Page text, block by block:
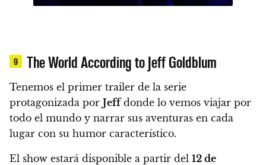
9 The World According to Jeff Goldblum
Tenemos el primer trailer de la serie
protagonizada por Jeffdonde lo vemos viajar por
todo el mundo y narrar sus aventuras en cada
lugar con su humor característico.
El show estará disponible a partir del 12 de